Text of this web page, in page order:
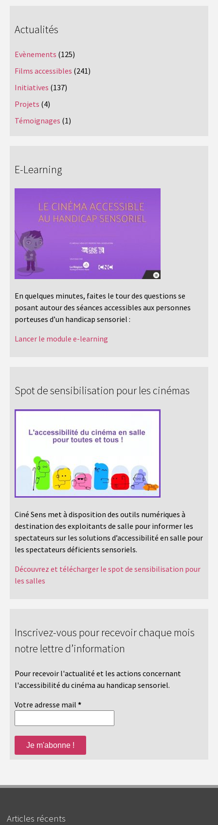
Actualités
Evènements (125)
Films accessibles (241)
Initiatives (137)
Projets (4)
Témoignages (1)
E-Learning
En quelques minutes, faites le tour des questions se
posant autour des séances accessibles aux personnes
porteuses d’un handicap sensoriel :
Lancer le module e-learning
Spot de sensibilisation pour les cinémas
Ciné Sens met à disposition des outils numériques à
destination des exploitants de salle pour informer les
spectateurs sur les solutions d’accessibilité en salle pour
les spectateurs déficients sensoriels.
Découvrez et télécharger le spot de sensibilisation pour
les salles
Inscrivez-vous pour recevoir chaque mois
notre lettre d’information
Pour recevoir l'actualité et les actions concernant
l'accessibilité du cinéma au handicap sensoriel.
Votre adresse mail *
Articles récents